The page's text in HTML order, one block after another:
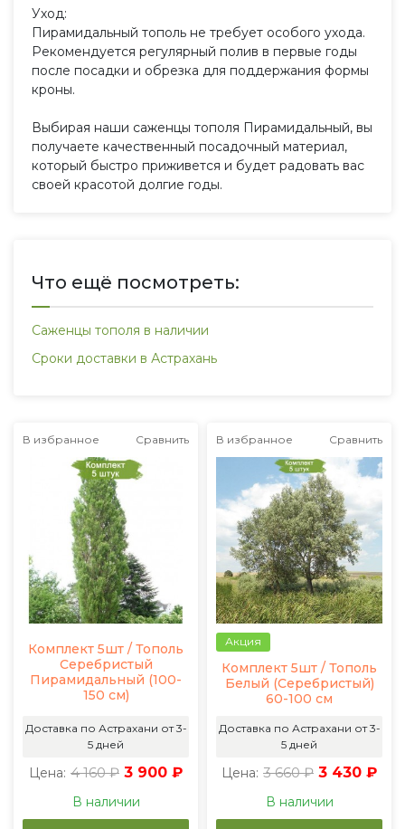
Уход:
Пирамидальный тополь не требует особого ухода.
Рекомендуется регулярный полив в первые годы
после посадки и обрезка для поддержания формы
кроны.
Выбирая наши саженцы тополя Пирамидальный, вы
получаете качественный посадочный материал,
который быстро приживется и будет радовать вас
своей красотой долгие годы.
Что ещё посмотреть:
Саженцы тополя в наличии
Сроки доставки в Астрахань
В избранное Сравнить
Комплект 5шт / Тополь
Серебристый
Пирамидальный (100-
150 см)
Доставка по Астрахани от 3-
5 дней
Цена: 4 160 ₽ 3 900 ₽
В наличии
В избранное Сравнить
Акция
Комплект 5шт / Тополь
Белый (Серебристый)
60-100 см
Доставка по Астрахани от 3-
5 дней
Цена: 3 660 ₽ 3 430 ₽
В наличии